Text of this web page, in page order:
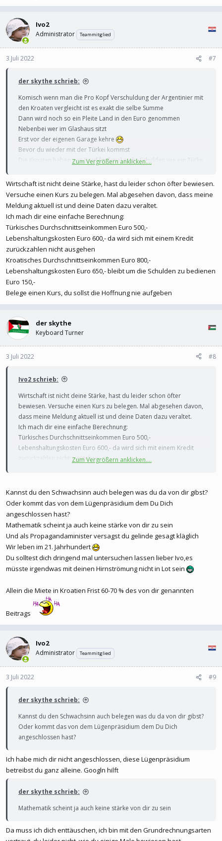
orf.atIvo2
Administrator Teammitglied
3 Juli 2022 #7
der skythe schrieb:
Komisch wenn man die Pro Kopf Verschuldung der Argentinier mit
den Kroaten vergleicht ist es exakt die selbe Summe
Dann wird noch so ein Pleite Land in den Euro genommen
Nebenbei wer im Glashaus sitzt
Erst vor der eigenen Garage kehre
Bevor du wieder mit der Türkei kommst
Die Kroaten haben pro Kopf fünf mal mehr Schulden wie ein Türke
Zum Vergrößern anklicken....
Wirtschaft ist nicht deine Stärke, hast du leider schon öfter bewiesen.
Versuche einen Kurs zu belegen. Mal abgesehen davon, dass meine
Meldung aktuell ist und deine Daten dazu veraltet.
Ich mach dir eine einfache Berechnung:
Türkisches Durchschnittseinkommen Euro 500,-
Lebenshaltungskosten Euro 600,- da wird sich mit einem Kredit
zurückzahlen nicht ausgehen
Kroatisches Durchschnittseinkommen Euro 800,-
Lebenshaltungskosten Euro 650,- bleibt um die Schulden zu bedienen
Euro 150,-
Belege einen Kurs, du sollst die Hoffnung nie aufgeben
der skythe
Keyboard Turner
3 Juli 2022 #8
Ivo2 schrieb:
Wirtschaft ist nicht deine Stärke, hast du leider schon öfter
bewiesen. Versuche einen Kurs zu belegen. Mal abgesehen davon,
dass meine Meldung aktuell ist und deine Daten dazu veraltet.
Ich mach dir eine einfache Berechnung:
Türkisches Durchschnittseinkommen Euro 500,-
Lebenshaltungskosten Euro 600,- da wird sich mit einem Kredit
zurückzahlen nicht ausgehen
bedienen Euro 150,-
Belege einen Kurs, du sollst die Hoffnung nie aufgeben
Zum Vergrößern anklicken....
Kannst du den Schwachsinn auch belegen was du da von dir gibst?
Oder kommt das von dem Lügenpräsidium dem Du Dich
angeschlossen hast?
Mathematik scheint ja auch keine stärke von dir zu sein
Und als Propagandaminister versagst du gelinde gesagt kläglich
Wir leben im 21. Jahrhundert
Du solltest dich dringend mal untersuchen lassen lieber Ivo,es
müsste irgendwas mit deinen Hirnströmung nicht in Lot sein
Allein die Miete in Kroatien Frist 60-70 % des von dir genannten
Beitrags
Ivo2
Administrator Teammitglied
3 Juli 2022 #9
der skythe schrieb:
Kannst du den Schwachsinn auch belegen was du da von dir gibst?
Oder kommt das von dem Lügenpräsidium dem Du Dich
angeschlossen hast?
Ich habe mich dir nicht angeschlossen, diese Lügenpräsidium
betreibst du ganz alleine. Googln hilft
der skythe schrieb:
Mathematik scheint ja auch keine stärke von dir zu sein
Da muss ich dich enttäuschen, ich bin mit den Grundrechnungsarten